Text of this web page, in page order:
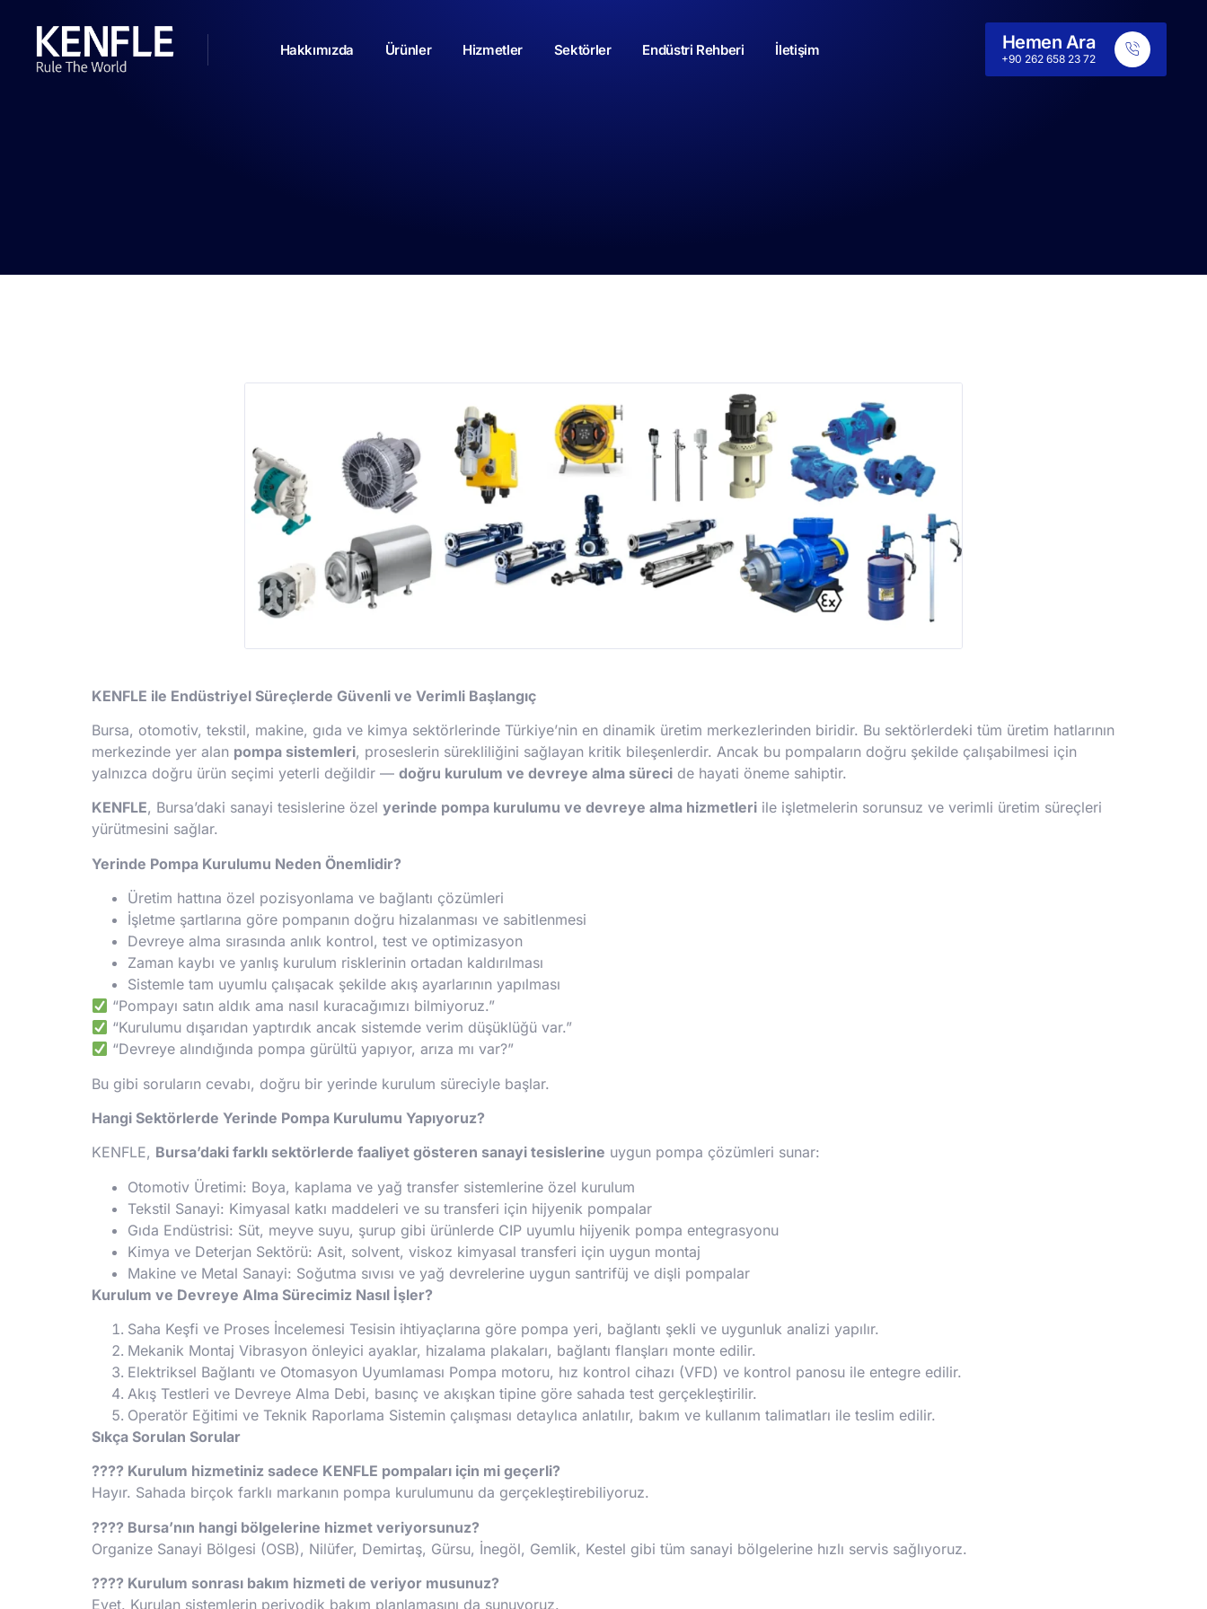
Hakkımızda Ürünler Hizmetler Sektörler Endüstri Rehberi İletişim Hemen Ara
+90 262 658 23 72
KENFLE ile Endüstriyel Süreçlerde Güvenli ve Verimli Başlangıç
Bursa, otomotiv, tekstil, makine, gıda ve kimya sektörlerinde Türkiye’nin en dinamik üretim merkezlerinden biridir. Bu sektörlerdeki tüm üretim hatlarının
merkezinde yer alan pompa sistemleri, proseslerin sürekliliğini sağlayan kritik bileşenlerdir. Ancak bu pompaların doğru şekilde çalışabilmesi için
yalnızca doğru ürün seçimi yeterli değildir — doğru kurulum ve devreye alma süreci de hayati öneme sahiptir.
KENFLE, Bursa’daki sanayi tesislerine özel yerinde pompa kurulumu ve devreye alma hizmetleri ile işletmelerin sorunsuz ve verimli üretim süreçleri
yürütmesini sağlar.
Yerinde Pompa Kurulumu Neden Önemlidir?
Üretim hattına özel pozisyonlama ve bağlantı çözümleri
İşletme şartlarına göre pompanın doğru hizalanması ve sabitlenmesi
Devreye alma sırasında anlık kontrol, test ve optimizasyon
Zaman kaybı ve yanlış kurulum risklerinin ortadan kaldırılması
Sistemle tam uyumlu çalışacak şekilde akış ayarlarının yapılması
“Pompayı satın aldık ama nasıl kuracağımızı bilmiyoruz.”
“Kurulumu dışarıdan yaptırdık ancak sistemde verim düşüklüğü var.”
“Devreye alındığında pompa gürültü yapıyor, arıza mı var?”
Bu gibi soruların cevabı, doğru bir yerinde kurulum süreciyle başlar.
Hangi Sektörlerde Yerinde Pompa Kurulumu Yapıyoruz?
KENFLE, Bursa’daki farklı sektörlerde faaliyet gösteren sanayi tesislerine uygun pompa çözümleri sunar:
Otomotiv Üretimi: Boya, kaplama ve yağ transfer sistemlerine özel kurulum
Tekstil Sanayi: Kimyasal katkı maddeleri ve su transferi için hijyenik pompalar
Gıda Endüstrisi: Süt, meyve suyu, şurup gibi ürünlerde CIP uyumlu hijyenik pompa entegrasyonu
Kimya ve Deterjan Sektörü: Asit, solvent, viskoz kimyasal transferi için uygun montaj
Makine ve Metal Sanayi: Soğutma sıvısı ve yağ devrelerine uygun santrifüj ve dişli pompalar
Kurulum ve Devreye Alma Sürecimiz Nasıl İşler?
Saha Keşfi ve Proses İncelemesi Tesisin ihtiyaçlarına göre pompa yeri, bağlantı şekli ve uygunluk analizi yapılır.
Mekanik Montaj Vibrasyon önleyici ayaklar, hizalama plakaları, bağlantı flanşları monte edilir.
Elektriksel Bağlantı ve Otomasyon Uyumlaması Pompa motoru, hız kontrol cihazı (VFD) ve kontrol panosu ile entegre edilir.
Akış Testleri ve Devreye Alma Debi, basınç ve akışkan tipine göre sahada test gerçekleştirilir.
Operatör Eğitimi ve Teknik Raporlama Sistemin çalışması detaylıca anlatılır, bakım ve kullanım talimatları ile teslim edilir.
Sıkça Sorulan Sorular
???? Kurulum hizmetiniz sadece KENFLE pompaları için mi geçerli?
Hayır. Sahada birçok farklı markanın pompa kurulumunu da gerçekleştirebiliyoruz.
???? Bursa’nın hangi bölgelerine hizmet veriyorsunuz?
Organize Sanayi Bölgesi (OSB), Nilüfer, Demirtaş, Gürsu, İnegöl, Gemlik, Kestel gibi tüm sanayi bölgelerine hızlı servis sağlıyoruz.
???? Kurulum sonrası bakım hizmeti de veriyor musunuz?
Evet. Kurulan sistemlerin periyodik bakım planlamasını da sunuyoruz.